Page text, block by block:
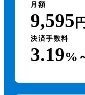
月額
9,595 円
決済手数料
3.19%